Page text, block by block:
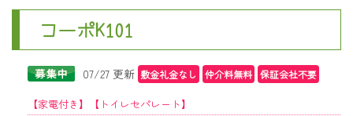
コーポK101
07/27 更新 敷金礼金なし 仲介料無料 保証会社不要
【家電付き】【トイレセパレート】